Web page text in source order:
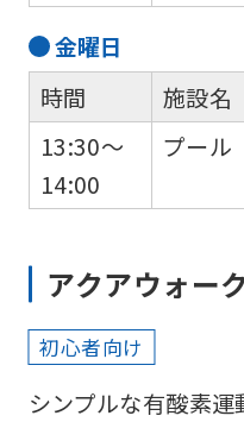
金曜日
時間
13:30～
14:00
施設名
プール
アクアウォー
初心者向け
シンプルな有酸素